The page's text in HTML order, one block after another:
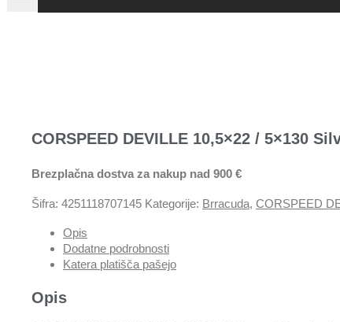
CORSPEED DEVILLE 10,5×22 / 5×130
Brezplačna dostva za nakup nad 900 €
Šifra: 4251118707145 Kategorije: Brracuda, CORSPEED
Opis
Dodatne podrobnosti
Katera platišča pašejo
Opis